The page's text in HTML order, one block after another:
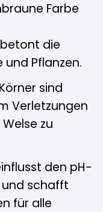
Farbe
die
und Pflanzen.
sind
Verletzungen
zu
den pH-
und schafft
für alle